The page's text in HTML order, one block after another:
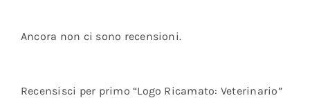
Ancora non ci sono recensioni.
Recensisci per primo “Logo Ricamato: Veterinario”